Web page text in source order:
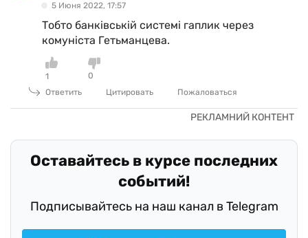
5 Июня 2022, 17:57
Тобто банківській системі гаплик через
комуніста Гетьманцева.
1
0
Ответить
Цитировать Пожаловаться
Оставайтесь в курсе последних
событий!
Подписывайтесь на наш канал в Telegram